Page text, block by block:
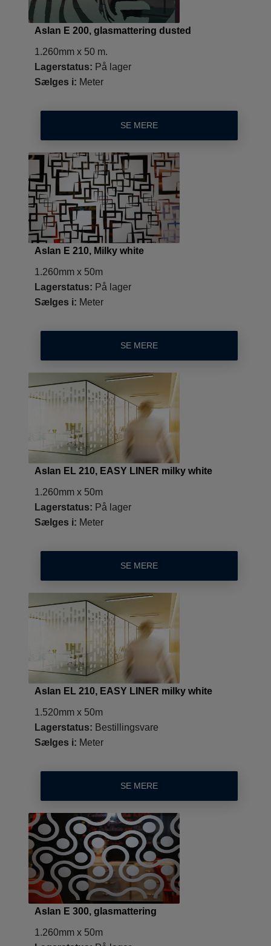
Aslan E 200, glasmattering dusted
1.260mm x 50 m.
Lagerstatus: På lager
Sælges i: Meter
SE MERE
Aslan E 210, Milky white
1.260mm x 50m
Lagerstatus: På lager
Sælges i: Meter
SE MERE
Aslan EL 210, EASY LINER milky white
1.260mm x 50m
Lagerstatus: På lager
Sælges i: Meter
SE MERE
Aslan EL 210, EASY LINER milky white
1.520mm x 50m
Lagerstatus: Bestillingsvare
Sælges i: Meter
SE MERE
Aslan E 300, glasmattering
1.260mm x 50m